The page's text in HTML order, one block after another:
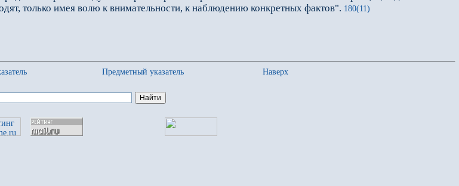
только имея волю к внимательности, к наблюдению конкретных фактов". 180(11)
Предметный указатель
Наверх